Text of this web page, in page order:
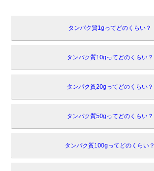
タンパク質1gってどのくらい？
タンパク質10gってどのくらい？
タンパク質20gってどのくらい？
タンパク質50gってどのくらい？
タンパク質100gってどのくらい？